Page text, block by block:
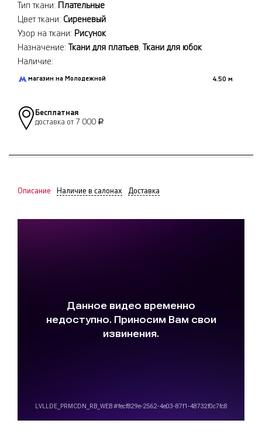
Тип ткани: Плательные
Цвет ткани: Сиреневый
Узор на ткани: Рисунок
Назначение: Ткани для платьев Ткани для юбок
Наличие:
магазин на Молодежной 4.50 м
Бесплатная
доставка от 7 000 Р
Описание Наличие в салонах Доставка